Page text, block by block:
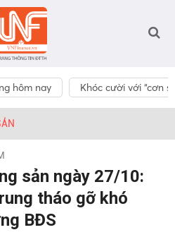
hôm nay Khóc cười với “cơn
sản ngày 27/10:
tháo gỡ khó
BĐS